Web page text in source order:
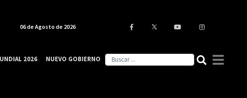
06 de Agosto de 2026
2026 NUEVO GOBIERNO